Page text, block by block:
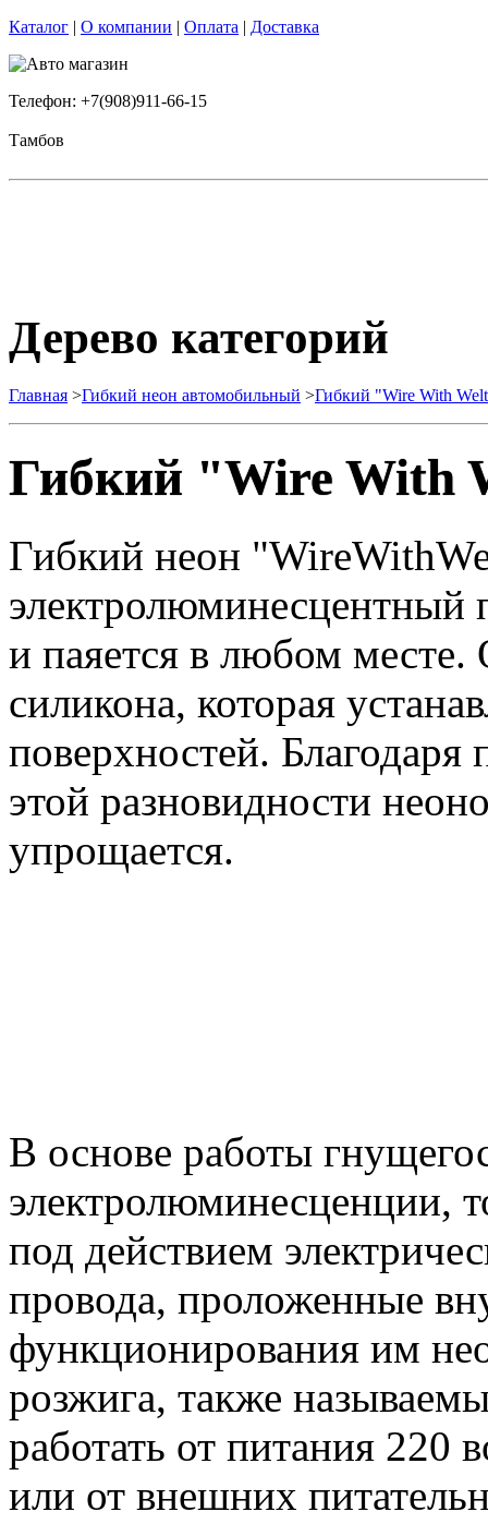
Каталог | О компании | Оплата | Доставка
Телефон: +7(908)911-66-15
Тамбов
Дерево категорий
Главная >Гибкий неон автомобильный >Гибкий "Wire With
Гибкий "Wire With
Гибкий неон
электролюминесцентный
и паяется в любом месте.
силикона, которая
поверхностей. Благодаря
этой разновидности
упрощается.
В основе работы
электролюминесценции,
под действием
провода, проложенные
функционирования им
розжига, также
работать от питания 220
или от внешних